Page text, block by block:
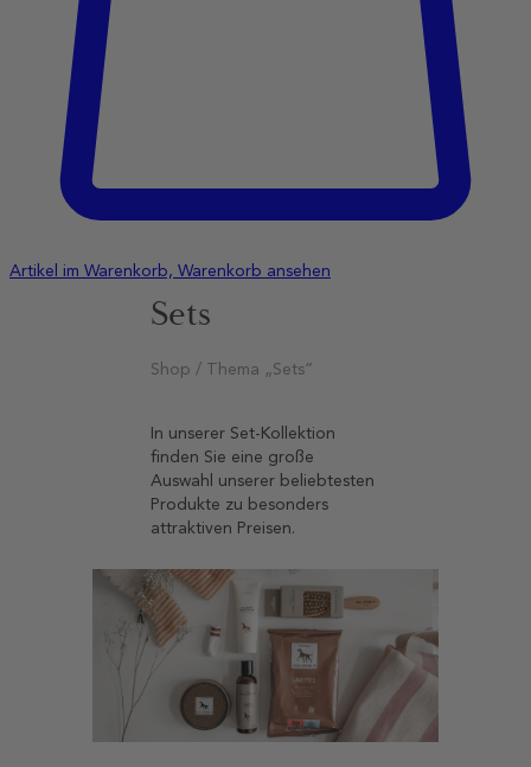
Artikel im Warenkorb, Warenkorb ansehen
Sets
Shop / Thema „Sets“
In unserer Set-Kollektion
finden Sie eine große
Auswahl unserer beliebtesten
Produkte zu besonders
attraktiven Preisen.